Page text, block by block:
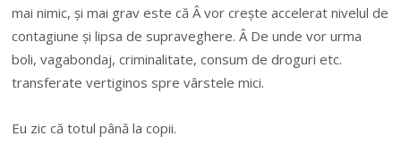
mai nimic, și mai grav este că Â vor crește accelerat nivelul de
contagiune și lipsa de supraveghere. Â De unde vor urma
boli, vagabondaj, criminalitate, consum de droguri etc.
transferate vertiginos spre vârstele mici.
Eu zic că totul până la copii.